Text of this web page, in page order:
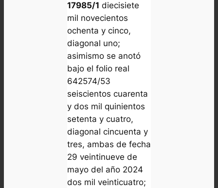
17985/1 diecisiete
mil novecientos
ochenta y cinco,
diagonal uno;
asimismo se anotó
bajo el folio real
642574/53
seiscientos cuarenta
y dos mil quinientos
setenta y cuatro,
diagonal cincuenta y
tres, ambas de fecha
29 veintinueve de
mayo del año 2024
dos mil veinticuatro;